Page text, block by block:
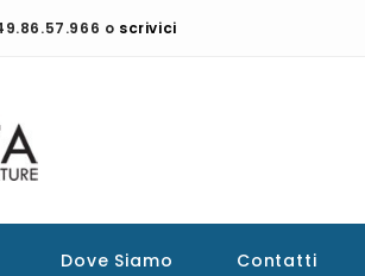
o scrivici
Dove Siamo Contatti